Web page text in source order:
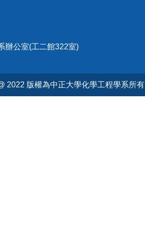
辦公室(工二館322室)
2022 版權為中正大學化學工程學系所有